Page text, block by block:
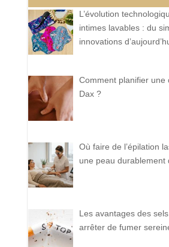
L’évolution
intimes lavables : du
innovations
Comment planifier une
Dax ?
Où faire de l’épilation
une peau durablement
Les avantages des
arrêter de fumer